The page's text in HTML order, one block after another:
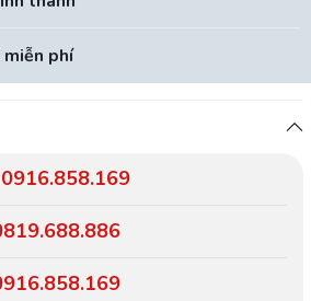
phí
0916.858.169